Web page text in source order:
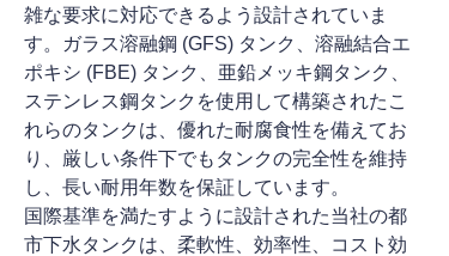
雑な要求に対応できるよう設計されていま
す。ガラス溶融鋼 (GFS) タンク、溶融結合エ
ポキシ (FBE) タンク、亜鉛メッキ鋼タンク、
ステンレス鋼タンクを使用して構築されたこ
れらのタンクは、優れた耐腐食性を備えてお
り、厳しい条件下でもタンクの完全性を維持
し、長い耐用年数を保証しています。
国際基準を満たすように設計された当社の都
市下水タンクは、柔軟性、効率性、コスト効